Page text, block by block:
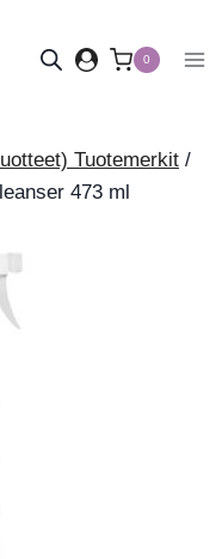
0
Tuotemerkit /
473 ml